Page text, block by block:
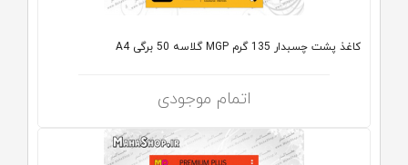
کاغذ پشت چسبدار 135 گرم MGP گلاسه 50 برگی A4
اتمام موجودی